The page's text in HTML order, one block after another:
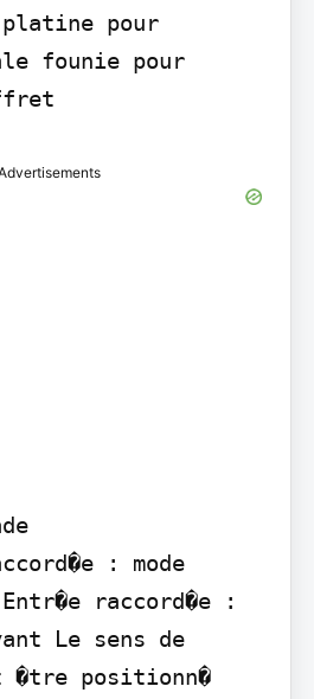
pour
founie pour
: mode
raccord�e :
Le sens de
�tre positionn�